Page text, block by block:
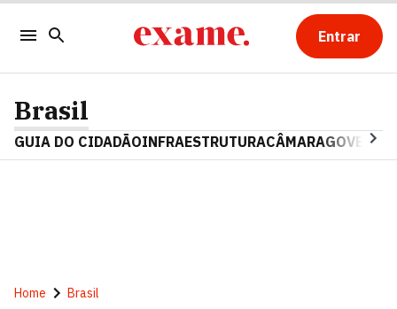
Entrar
Brasil
GUIA DO CIDADÃOINFRAESTRUTURACÂMARAGOVERNO
Home Brasil